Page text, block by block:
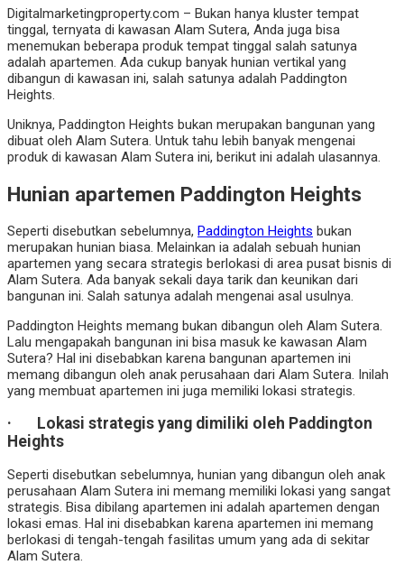
Digitalmarketingproperty.com – Bukan hanya kluster tempat
tinggal, ternyata di kawasan Alam Sutera, Anda juga bisa
menemukan beberapa produk tempat tinggal salah satunya
adalah apartemen. Ada cukup banyak hunian vertikal yang
dibangun di kawasan ini, salah satunya adalah Paddington
Heights.
Uniknya, Paddington Heights bukan merupakan bangunan yang
dibuat oleh Alam Sutera. Untuk tahu lebih banyak mengenai
produk di kawasan Alam Sutera ini, berikut ini adalah ulasannya.
Hunian apartemen Paddington Heights
Seperti disebutkan sebelumnya, Paddington Heights bukan
merupakan hunian biasa. Melainkan ia adalah sebuah hunian
apartemen yang secara strategis berlokasi di area pusat bisnis di
Alam Sutera. Ada banyak sekali daya tarik dan keunikan dari
bangunan ini. Salah satunya adalah mengenai asal usulnya.
Paddington Heights memang bukan dibangun oleh Alam Sutera.
Lalu mengapakah bangunan ini bisa masuk ke kawasan Alam
Sutera? Hal ini disebabkan karena bangunan apartemen ini
memang dibangun oleh anak perusahaan dari Alam Sutera. Inilah
yang membuat apartemen ini juga memiliki lokasi strategis.
· Lokasi strategis yang dimiliki oleh Paddington
Heights
Seperti disebutkan sebelumnya, hunian yang dibangun oleh anak
perusahaan Alam Sutera ini memang memiliki lokasi yang sangat
strategis. Bisa dibilang apartemen ini adalah apartemen dengan
lokasi emas. Hal ini disebabkan karena apartemen ini memang
berlokasi di tengah-tengah fasilitas umum yang ada di sekitar
Alam Sutera.